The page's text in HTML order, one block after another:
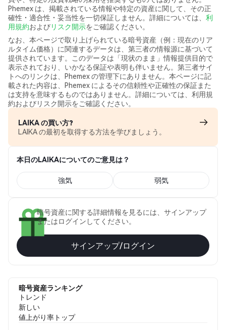
Phemex は、掲載されている情報や特定の資産に関して、その正
確性・適合性・妥当性を一切保証しません。詳細については、 利
用規約およびリスク開示をご確認ください。
なお、本ページで取り上げられている暗号資産（例：現在のリア
ルタイム価格）に関連するデータは、第三者の情報源に基づいて
提供されています。このデータは「現状のまま」情報提供目的で
表示されており、いかなる保証や表明も伴いません。第三者サイ
トへのリンクは、Phemex の管理下にありません。本ページに記
載された内容は、Phemex によるその信頼性や正確性の保証また
は支持を意味するものではありません。詳細については、利用規
約およびリスク開示をご確認ください。
LAIKA の買い方?
LAIKA の最初を取得する方法を学びましょう。
本日のLAIKAについてのご意見は？
強気 弱気
暗号資産に関する詳細情報を見るには、サインアップ
またはログインしてください。
サインアップ/ログイン
暗号資産ランキング
トレンド
新しい
値上がり率トップ